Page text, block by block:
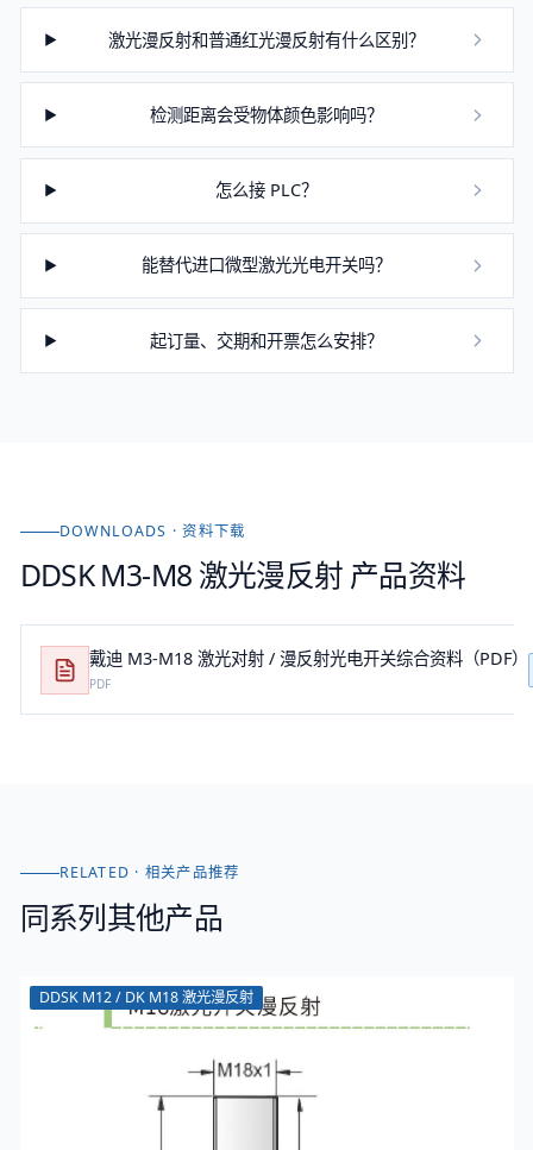
激光漫反射和普通红光漫反射有什么区别？
检测距离会受物体颜色影响吗？
怎么接 PLC？
能替代进口微型激光光电开关吗？
起订量、交期和开票怎么安排？
DOWNLOADS · 资料下载
DDSK M3-M8 激光漫反射 产品资料
戴迪 M3-M18 激光对射 / 漫反射光电开关综合资料（PDF）
PDF
RELATED · 相关产品推荐
同系列其他产品
DDSK M12 / DK M18 激光漫反射